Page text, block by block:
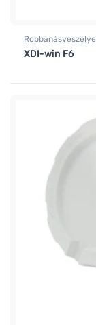
XDI-win F6